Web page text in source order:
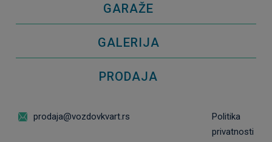
GARAŽE
GALERIJA
PRODAJA
prodaja@vozdovkvart.rs
Politika
privatnosti